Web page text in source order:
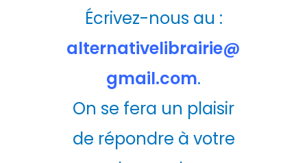
Écrivez-nous au :
alternativelibrairie@
gmail.com.
On se fera un plaisir
de répondre à votre